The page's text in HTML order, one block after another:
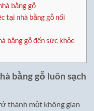
bằng gỗ
tại nhà bằng gỗ nổi
bằng gỗ đến sức khỏe
bằng gỗ luôn sạch
thành một không gian